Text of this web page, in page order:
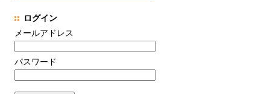
ログイン
メールアドレス
パスワード